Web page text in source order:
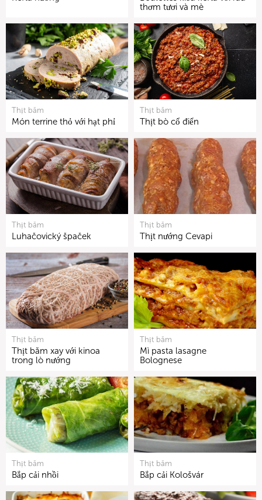
thơm tươi và mè
Thịt băm
Món terrine thỏ với hạt phỉ
Thịt băm
Thịt bò cổ điển
Thịt băm
Luhačovický špaček
Thịt băm
Thịt nướng Cevapi
Thịt băm
Thịt băm xay với kinoa
trong lò nướng
Thịt băm
Mì pasta lasagne
Bolognese
Thịt băm
Bắp cải nhồi
Thịt băm
Bắp cải Kološvár